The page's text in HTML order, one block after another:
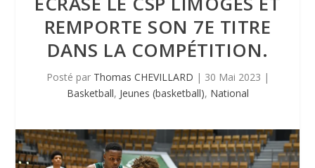
REMPORTE SON 7E TITRE
DANS LA COMPÉTITION.
Posté par Thomas CHEVILLARD | 30 Mai 2023 |
Basketball, Jeunes (basketball), National